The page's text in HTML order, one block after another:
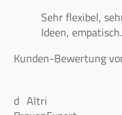
Sehr flexibel,
Ideen, empatisch.
Kunden-Bewertung
d ‚ Altri